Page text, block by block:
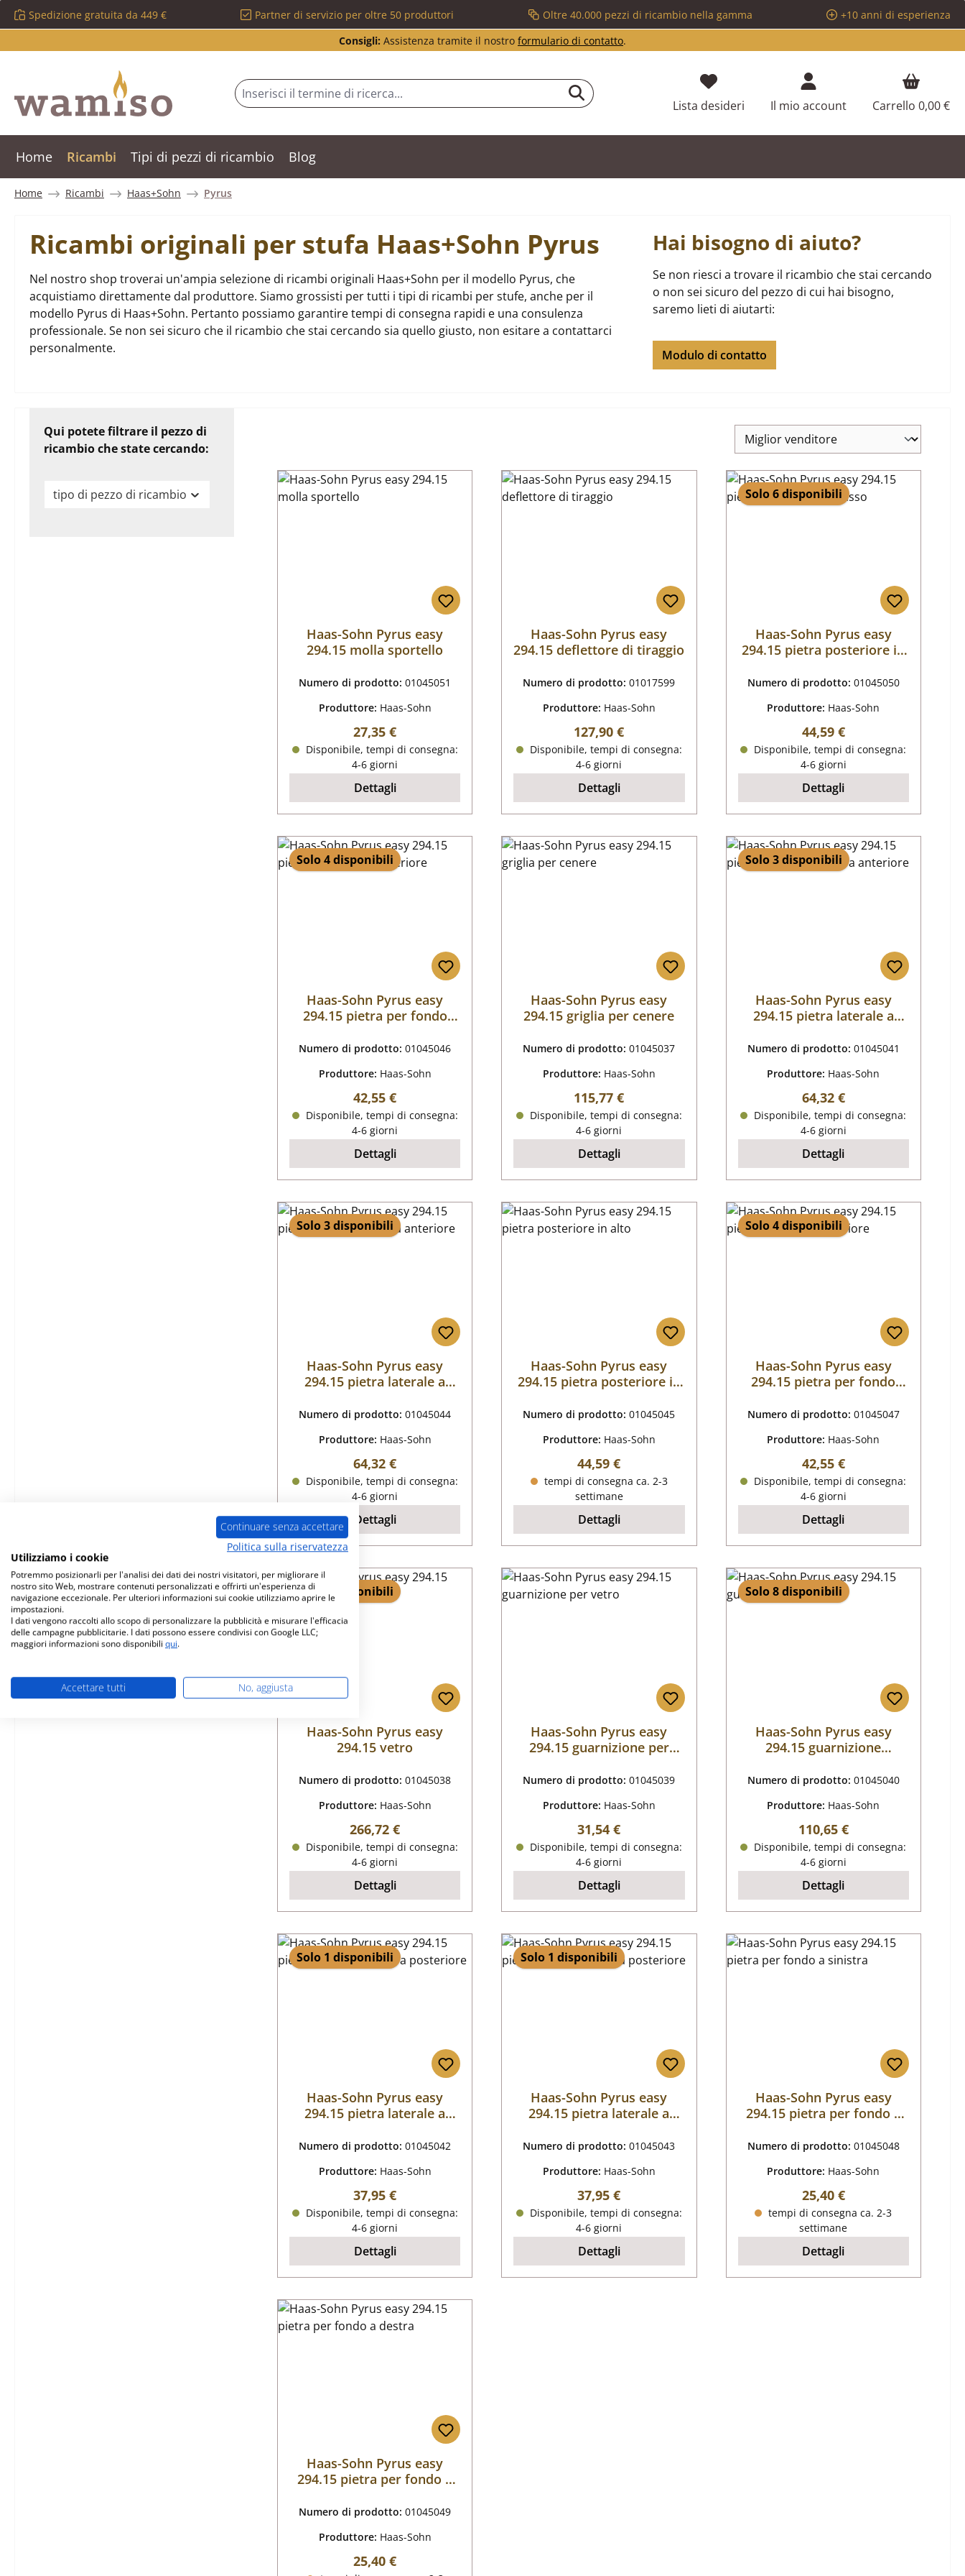
al contenuto principale
Salta alla ricerca
Passa alla navigazione principale
Spedizione gratuita da 449 € Partner di servizio per oltre 50 produttori Oltre 40.000 pezzi di ricambio nella gamma
+10 anni di esperienza
Consigli: Assistenza tramite il nostro formulario di contatto.
Lista desideri Hai 0 articoli nella lista dei desideri
Il mio account Carrello 0,00 €
Home Ricambi Tipi di pezzi di ricambio Blog
Home Ricambi Haas+Sohn Pyrus
Ricambi originali per stufa Haas+Sohn Pyrus
Nel nostro shop troverai un'ampia selezione di ricambi originali Haas+Sohn per il modello Pyrus, che
acquistiamo direttamente dal produttore. Siamo grossisti per tutti i tipi di ricambi per stufe, anche per il
modello Pyrus di Haas+Sohn. Pertanto possiamo garantire tempi di consegna rapidi e una consulenza
professionale. Se non sei sicuro che il ricambio che stai cercando sia quello giusto, non esitare a contattarci
personalmente.
Hai bisogno di aiuto?
Se non riesci a trovare il ricambio che stai cercando
o non sei sicuro del pezzo di cui hai bisogno,
saremo lieti di aiutarti:
Modulo di contatto
Qui potete filtrare il pezzo di
ricambio che state cercando:
tipo di pezzo di ricambio
Haas-Sohn Pyrus easy
294.15 molla sportello
Numero di prodotto:01045051
Produttore: Haas-Sohn
Prezzo normale:
27,35 €
Disponibile, tempi di consegna:
4-6 giorni
Dettagli
Haas-Sohn Pyrus easy
294.15 deflettore di tiraggio
Numero di prodotto:01017599
Produttore: Haas-Sohn
Prezzo normale:
127,90 €
Disponibile, tempi di consegna:
4-6 giorni
Dettagli
Solo 6 disponibili
Haas-Sohn Pyrus easy
294.15 pietra posteriore in
Numero di prodotto: 01045050
Produttore: Haas-Sohn
Prezzo normale:
44,59 €
Disponibile, tempi di consegna:
4-6 giorni
Dettagli
Solo 4 disponibili
Haas-Sohn Pyrus easy
294.15 pietra per fondo
Numero di prodotto:01045046
Produttore: Haas-Sohn
Prezzo normale:
42,55 €
Disponibile, tempi di consegna:
4-6 giorni
Dettagli
Haas-Sohn Pyrus easy
294.15 griglia per cenere
Numero di prodotto:01045037
Produttore: Haas-Sohn
Prezzo normale:
115,77 €
Disponibile, tempi di consegna:
4-6 giorni
Dettagli
Solo 3 disponibili
Haas-Sohn Pyrus easy
294.15 pietra laterale a
Numero di prodotto: 01045041
Produttore: Haas-Sohn
Prezzo normale:
64,32 €
Disponibile, tempi di consegna:
4-6 giorni
Dettagli
Solo 3 disponibili
Haas-Sohn Pyrus easy
294.15 pietra laterale a
Numero di prodotto:01045044
Produttore: Haas-Sohn
Prezzo normale:
64,32 €
Disponibile, tempi di consegna:
4-6 giorni
Dettagli
Haas-Sohn Pyrus easy
294.15 pietra posteriore in
Numero di prodotto:01045045
Produttore: Haas-Sohn
Prezzo normale:
44,59 €
tempi di consegna ca. 2-3
settimane
Dettagli
Solo 4 disponibili
Haas-Sohn Pyrus easy
294.15 pietra per fondo
Numero di prodotto: 01045047
Produttore: Haas-Sohn
Prezzo normale:
42,55 €
Disponibile, tempi di consegna:
4-6 giorni
Dettagli
Solo 1 disponibili
Haas-Sohn Pyrus easy
294.15 vetro
Numero di prodotto:01045038
Produttore: Haas-Sohn
Prezzo normale:
266,72 €
Disponibile, tempi di consegna:
4-6 giorni
Dettagli
Haas-Sohn Pyrus easy
294.15 guarnizione per
Numero di prodotto:01045039
Produttore: Haas-Sohn
Prezzo normale:
31,54 €
Disponibile, tempi di consegna:
4-6 giorni
Dettagli
Solo 8 disponibili
Haas-Sohn Pyrus easy
294.15 guarnizione
Numero di prodotto: 01045040
Produttore: Haas-Sohn
Prezzo normale:
110,65 €
Disponibile, tempi di consegna:
4-6 giorni
Dettagli
Solo 1 disponibili
Haas-Sohn Pyrus easy
294.15 pietra laterale a
Numero di prodotto:01045042
Produttore: Haas-Sohn
Prezzo normale:
37,95 €
Disponibile, tempi di consegna:
4-6 giorni
Dettagli
Solo 1 disponibili
Haas-Sohn Pyrus easy
294.15 pietra laterale a
Numero di prodotto:01045043
Produttore: Haas-Sohn
Prezzo normale:
37,95 €
Disponibile, tempi di consegna:
4-6 giorni
Dettagli
Haas-Sohn Pyrus easy
294.15 pietra per fondo a
Numero di prodotto: 01045048
Produttore: Haas-Sohn
Prezzo normale:
25,40 €
tempi di consegna ca. 2-3
settimane
Dettagli
Haas-Sohn Pyrus easy
294.15 pietra per fondo a
Numero di prodotto:01045049
Produttore: Haas-Sohn
Prezzo normale:
25,40 €
Continuare senza accettare
Politica sulla riservatezza
Utilizziamo i cookie
Potremmo posizionarli per l'analisi dei dati dei nostri visitatori, per migliorare il
nostro sito Web, mostrare contenuti personalizzati e offrirti un'esperienza di
navigazione eccezionale. Per ulteriori informazioni sui cookie utilizziamo aprire le
impostazioni.
I dati vengono raccolti allo scopo di personalizzare la pubblicità e misurare l'efficacia
delle campagne pubblicitarie. I dati possono essere condivisi con Google LLC;
maggiori informazioni sono disponibili qui.
Accettare tutti No, aggiusta